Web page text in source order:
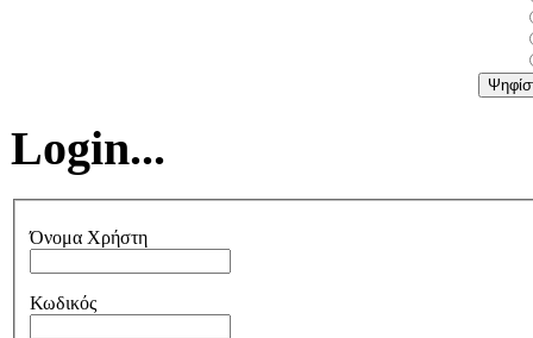
Login...
Όνομα Χρήστη
Κωδικός